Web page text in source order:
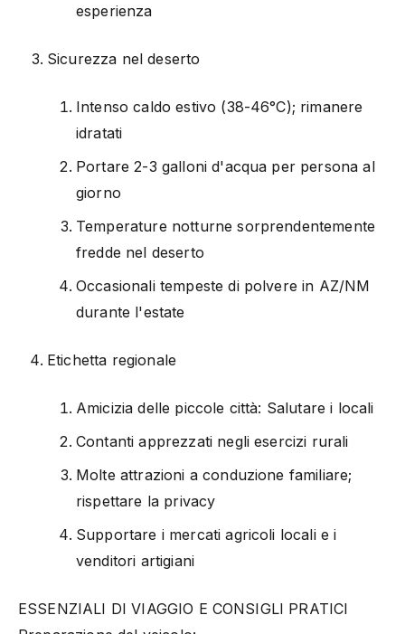
esperienza
Sicurezza nel deserto
Intenso caldo estivo (38-46°C); rimanere
idratati
Portare 2-3 galloni d'acqua per persona al
giorno
Temperature notturne sorprendentemente
fredde nel deserto
Occasionali tempeste di polvere in AZ/NM
durante l'estate
Etichetta regionale
Amicizia delle piccole città: Salutare i locali
Contanti apprezzati negli esercizi rurali
Molte attrazioni a conduzione familiare;
rispettare la privacy
Supportare i mercati agricoli locali e i
venditori artigiani
ESSENZIALI DI VIAGGIO E CONSIGLI PRATICI